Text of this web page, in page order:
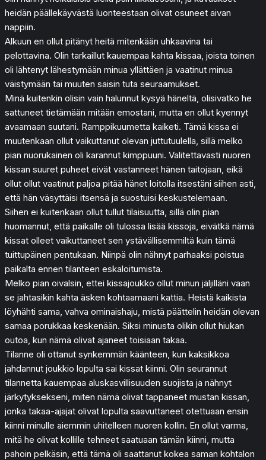
heidän päällekäyvästä luonteestaan olivat osuneet aivan
nappiin.
Alkuun en ollut pitänyt heitä mitenkään uhkaavina tai
pelottavina. Olin tarkaillut kauempaa kahta kissaa, joista toinen
oli lähtenyt lähestymään minua yllättäen ja vaatinut minua
väistymään tai muuten saisin tuta seuraamukset.
Minä kuitenkin olisin vain halunnut kysyä häneltä, olisivatko he
sattuneet tietämään mitään emostani, mutta en ollut kyennyt
avaamaan suutani. Ramppikuumetta kaiketi. Tämä kissa ei
muutenkaan ollut vaikuttanut olevan juttutuulella, sillä melko
pian nuorukainen oli karannut kimppuuni. Valitettavasti nuoren
kissan suuret puheet eivät vastanneet hänen taitojaan, eikä
ollut ollut vaatinut paljoa pitää hänet loitolla itsestäni siihen asti,
että hän väsyttäisi itsensä ja suostuisi keskustelemaan.
Siihen ei kuitenkaan ollut tullut tilaisuutta, sillä olin pian
huomannut, että paikalle oli tulossa lisää kissoja, eivätkä nämä
kissat olleet vaikuttaneet sen ystävällisemmiltä kuin tämä
tuittupäinen pentukaan. Niinpä olin nähnyt parhaaksi poistua
paikalta ennen tilanteen eskaloitumista.
Melko pian oivalsin, ettei kissajoukko ollut minun jäljilläni vaan
se jahtasikin kahta äsken kohtaamaani kattia. Heistä kaikista
löyhähti sama, vahva ominaishaju, mistä päättelin heidän olevan
samaa porukkaa keskenään. Siksi minusta olikin ollut hiukan
outoa, kun nämä olivat ajaneet toisiaan takaa.
Tilanne oli ottanut synkemmän käänteen, kun kaksikkoa
jahdannut joukkio lopulta sai kissat kiinni. Olin seurannut
tilannetta kauempaa aluskasvillisuuden suojista ja nähnyt
järkytyksekseni, miten nämä olivat tappaneet mustan kissan,
jonka takaa-ajajat olivat lopulta saavuttaneet otettuaan ensin
kiinni minulle aiemmin uhitelleen nuoren kollin. En ollut varma,
mitä he olivat kollille tehneet saatuaan tämän kiinni, mutta
pahoin pelkäsin, että tämä oli saattanut kokea saman kohtalon